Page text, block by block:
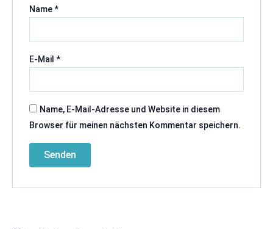
Name*
E-Mail *
Name, E-Mail-Adresse und Website in diesem
Browser für meinen nächsten Kommentar speichern.